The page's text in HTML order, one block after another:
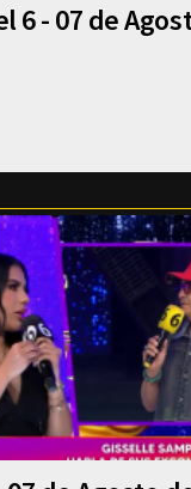
6 - 07 de